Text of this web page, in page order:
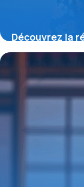
Découvrez la
: le blazer
tradition,
19 mai 2026